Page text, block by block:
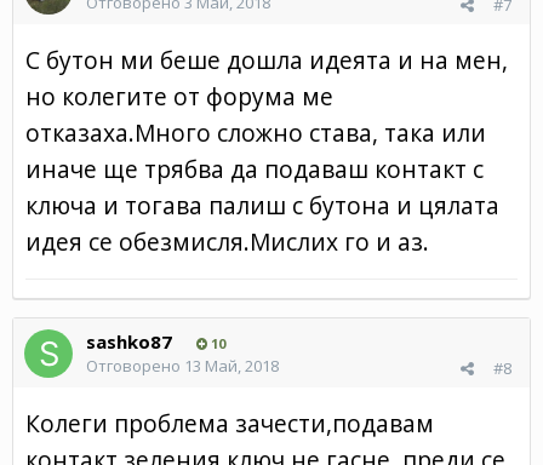
#7
С бутон ми беше дошла идеята и на мен,
но колегите от форума ме
отказаха.Много сложно става, така или
иначе ще трябва да подаваш контакт с
ключа и тогава палиш с бутона и цялата
идея се обезмисля.Мислих го и аз.
sashko87 10
#8
Отговорено 13 Май, 2018
Колеги проблема зачести,подавам